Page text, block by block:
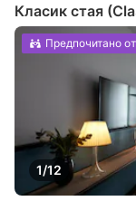
Класик стая
1/12
Предпочитано